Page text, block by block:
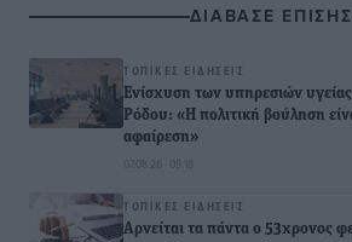
ΔΙΑΒΑΣΕ ΕΠΙΣΗΣ
ΤΟΠΙΚΈΣ ΕΙΔΉΣΕΙΣ
Ενίσχυση των υπηρεσιών
Ρόδου: «Η πολιτική βούληση
αφαίρεση»
07.08.26 · 08:18
ΤΟΠΙΚΈΣ ΕΙΔΉΣΕΙΣ
Αρνείται τα πάντα ο 53χρονος